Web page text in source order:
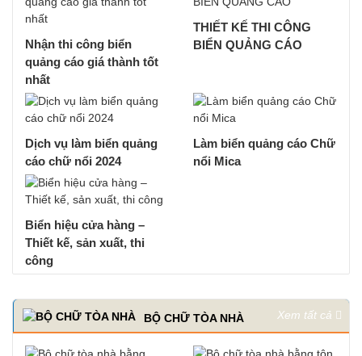
Nhận thi công biển
quảng cáo giá thành tốt
nhất
THIẾT KẾ THI CÔNG
BIỂN QUẢNG CÁO
Dịch vụ làm biển quảng
cáo chữ nổi 2024
Làm biển quảng cáo Chữ
nổi Mica
Biển hiệu cửa hàng –
Thiết kế, sản xuất, thi
công
BỘ CHỮ TÒA NHÀ Xem tất cả